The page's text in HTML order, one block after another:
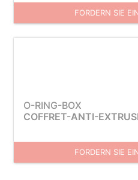
FORDERN SIE
O-RING-BOX
COFFRET-ANTI-
FORDERN SIE